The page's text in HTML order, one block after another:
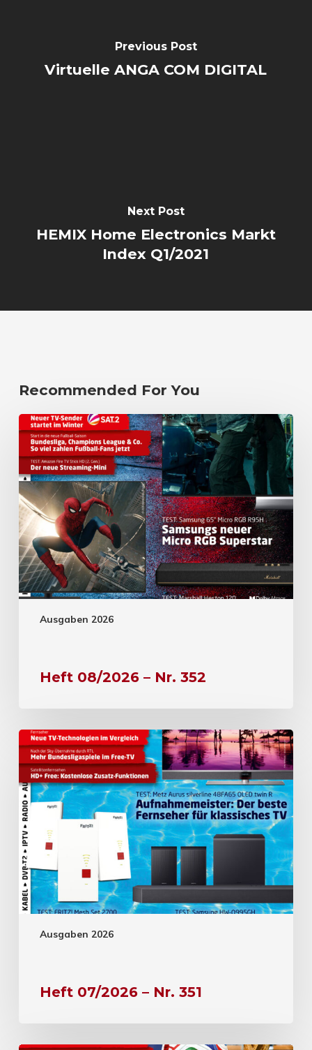
Previous Post
Virtuelle ANGA COM DIGITAL
Next Post
HEMIX Home Electronics Markt
Index Q1/2021
Recommended For You
Ausgaben 2026
Heft 08/2026 – Nr. 352
Ausgaben 2026
Heft 07/2026 – Nr. 351